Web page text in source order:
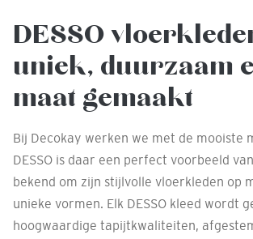
DESSO
uniek, duurzaam
maat gemaakt
Bij Decokay werken we met de mooiste
DESSO is daar een perfect voorbeeld
bekend om zijn stijlvolle vloerkleden op
unieke vormen. Elk DESSO kleed wordt
hoogwaardige tapijtkwaliteiten,